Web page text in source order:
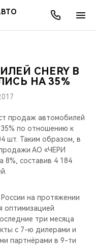
CHERY В
НА 35%
продаж автомобилей
35% по отношению к
шт. Таким образом, в
АО «ЧЕРИ
составив 4 184
на протяжении
оптимизацией
три месяца
с 7-ю дилерами и
партнёрами в 9-ти